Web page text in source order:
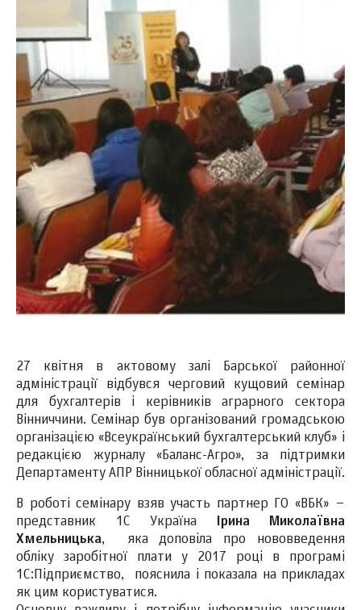
27 квітня в актовому залі Барської районної
адміністрації відбувся черговий кущовий семінар
для бухгалтерів і керівників аграрного сектора
Вінниччини. Семінар був організований громадською
організацією «Всеукраїнський бухгалтерський клуб» і
редакцією журналу «Баланс-Агро», за підтримки
Департаменту АПР Вінницької обласної адміністрації.
В роботі семінару взяв участь партнер ГО «ВБК» –
представник 1С Україна
Ірина Миколаївна
Хмельницька, яка доповіла про нововведення
обліку заробітної плати у 2017 році в програмі
1С:Підприємство, пояснила і показала на прикладах
як цим користуватися.